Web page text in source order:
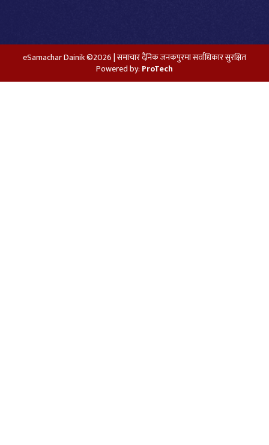
eSamachar Dainik ©2026 | समाचार दैनिक जनकपुरमा सर्वाधिकार सुरक्षित
Powered by: ProTech